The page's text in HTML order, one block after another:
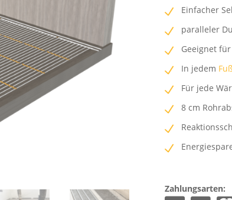
Einfacher
paralleler
Geeignet
In jedem
Für jede
8 cm
Zahlungsarten: